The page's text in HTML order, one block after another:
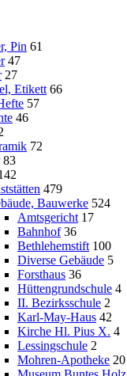
Pin 61
47
27
Etikett 66
57
46
72
83
479
Bauwerke 524
Amtsgericht 17
Bahnhof 36
Bethlehemstift 100
Diverse Gebäude 5
Forsthaus 36
Hüttengrundschule 4
II. Bezirksschule 2
Karl-May-Haus 42
Kirche Hl. Pius X. 4
Lessingschule 2
Mohren-Apotheke 20